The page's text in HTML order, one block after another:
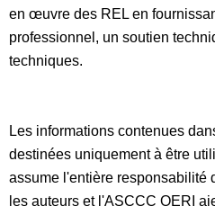
en œuvre des REL en
professionnel, un soutien
techniques.
Les informations contenues
destinées uniquement à être
assume l'entière responsabilité
les auteurs et l'ASCCC OERI